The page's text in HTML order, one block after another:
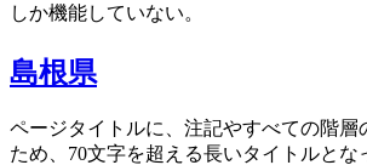
しか機能していない。
島根県
ページタイトルに、注記やすべての階層
ため、70文字を超える長いタイトルとな